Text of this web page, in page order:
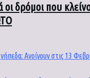
οι δρόμοι που